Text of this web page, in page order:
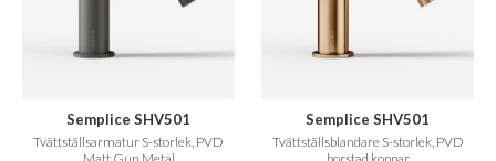
Semplice SHV501
Tvättställsarmatur S-storlek, PVD
Semplice SHV501
Tvättställsblandare S-storlek, PVD